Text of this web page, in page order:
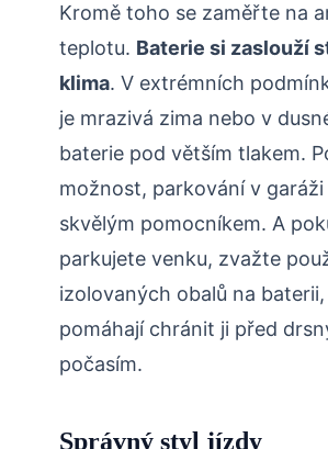
Kromě toho se zaměřte na
teplotu. Baterie si zaslouží
klima. V extrémních
je mrazivá zima nebo v
baterie pod větším tlakem.
možnost, parkování v
skvělým pomocníkem. A
parkujete venku, zvažte
izolovaných obalů na
pomáhají chránit ji před
počasím.
Správný styl jízdy